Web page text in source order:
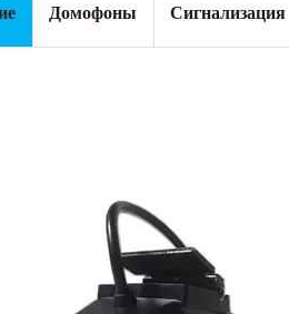
Домофоны Сигнализация